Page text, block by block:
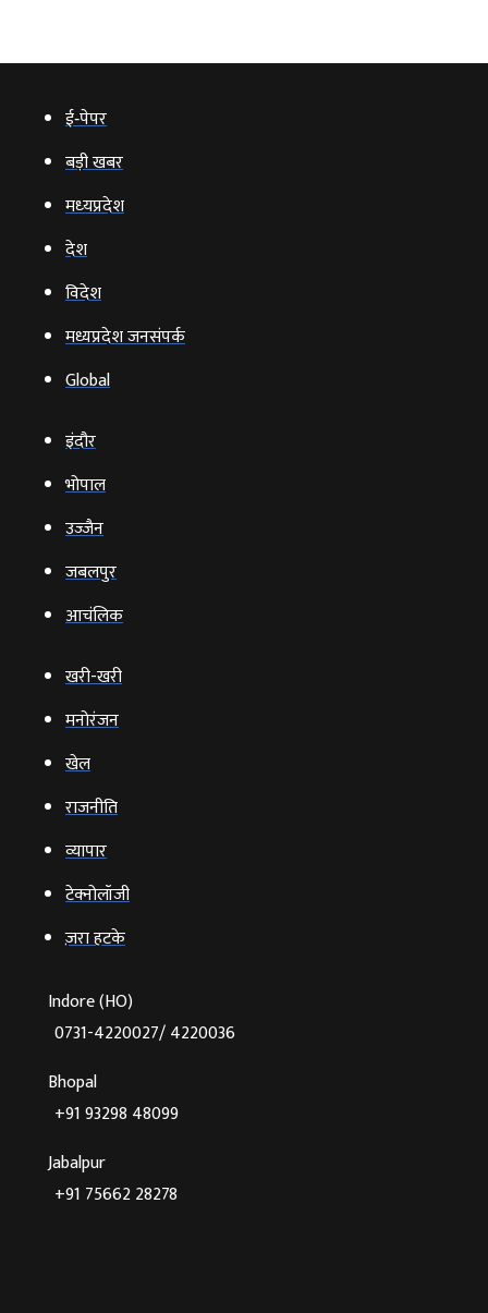
ई‑पेपर
बड़ी खबर
मध्‍यप्रदेश
देश
विदेश
मध्यप्रदेश जनसंपर्क
Global
इंदौर
भोपाल
उज्‍जैन
जबलपुर
आचंलिक
खरी-खरी
मनोरंजन
खेल
राजनीति
व्‍यापार
टेक्‍नोलॉजी
ज़रा हटके
Indore (HO)
0731-4220027/ 4220036
Bhopal
+91 93298 48099
Jabalpur
+91 75662 28278